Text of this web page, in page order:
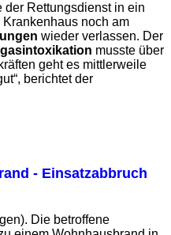
der Rettungsdienst in ein
noch am
wieder verlassen. Der
musste über
geht es mittlerweile
berichtet der
- Einsatzabbruch
Die betroffene